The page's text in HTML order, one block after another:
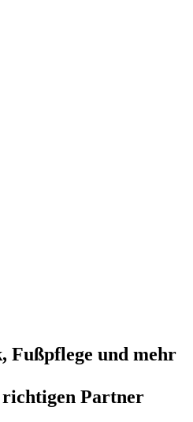
Fußpflege und mehr
Partner